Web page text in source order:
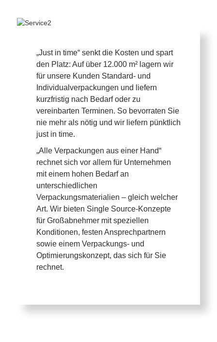
„Just in time“ senkt die Kosten und spart
den Platz: Auf über 12.000 m² lagern wir
für unsere Kunden Standard- und
Individualverpackungen und liefern
kurzfristig nach Bedarf oder zu
vereinbarten Terminen. So bevorraten Sie
nie mehr als nötig und wir liefern pünktlich
just in time.
„Alle Verpackungen aus einer Hand“
rechnet sich vor allem für Unternehmen
mit einem hohen Bedarf an
unterschiedlichen
Verpackungsmaterialien – gleich welcher
Art. Wir bieten Single Source-Konzepte
für Großabnehmer mit speziellen
Konditionen, festen Ansprechpartnern
sowie einem Verpackungs- und
Optimierungskonzept, das sich für Sie
rechnet.